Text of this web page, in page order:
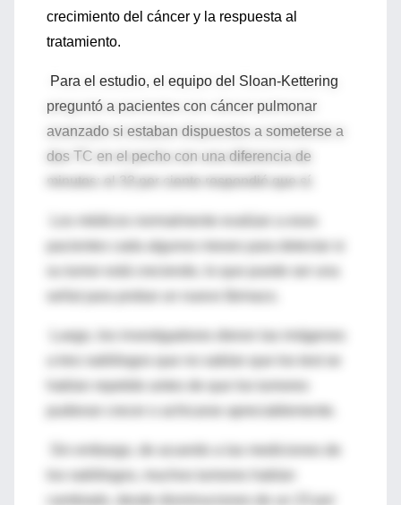
crecimiento del cáncer y la respuesta al
tratamiento.
Para el estudio, el equipo del Sloan-Kettering
preguntó a pacientes con cáncer pulmonar
avanzado si estaban dispuestos a someterse a
dos TC en el pecho con una diferencia de
minutos: el 33 por ciento respondió que sí.
pacientes cada algunos meses para detectar si
Luego, los investigadores dieron las imágenes
a tres radiólogos que no sabían que los test se
pudieran crecer o achicarse apreciablemente.
Sin embargo, de acuerdo a las mediciones de
los radiólogos, muchos tumores habían